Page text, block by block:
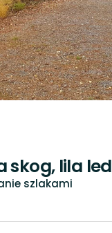
skog, lila led
szlakami